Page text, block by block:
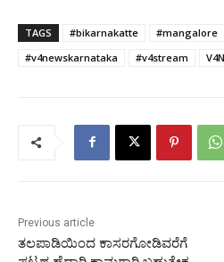
TAGS #bikarnakatte #mangalore
#v4newskarnataka
#v4stream
Previous article
ತಲಪಾಡಿಯಿಂದ ಕಾಸರಗೋಡಿವರೆಗೆ